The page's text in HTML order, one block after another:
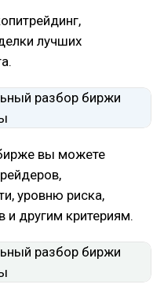
лучших
вы можете
уровню риска,
другим критериям.